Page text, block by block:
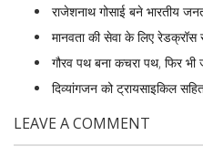
राजेशनाथ गोसाई बने भारतीय
मानवता की सेवा के लिए
गौरव पथ बना कचरा पथ, फिर भी
दिव्यांगजन को ट्रायसाइकिल
LEAVE A COMMENT